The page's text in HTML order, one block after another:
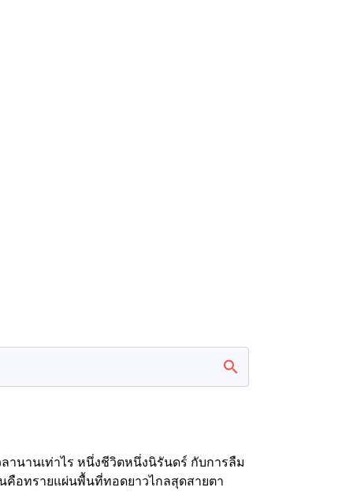
านานเท่าไร หนึ่งชีวิตหนึ่งนิรันดร์ กับการลืม
นคือทรายแผ่นพื้นที่ทอดยาวไกลสุดสายตา